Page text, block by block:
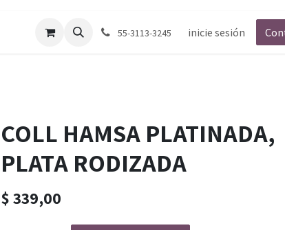
55-3113-3245 inicie sesión
COLL HAMSA PLATINADA,
PLATA RODIZADA
$339,00